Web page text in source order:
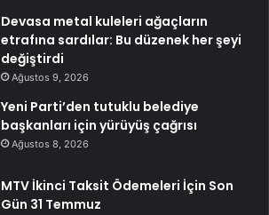
Devasa metal kuleleri ağaçların
etrafına sardılar: Bu düzenek her şeyi
değiştirdi
Ağustos 9, 2026
Yeni Parti’den tutuklu belediye
başkanları için yürüyüş çağrısı
Ağustos 8, 2026
MTV İkinci Taksit Ödemeleri İçin Son
Gün 31 Temmuz